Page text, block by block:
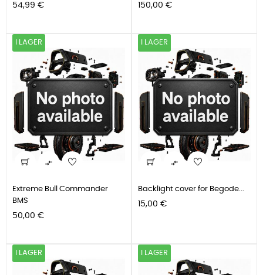
Pris
54,99 € Pris
150,00 €
I LAGER

Extreme Bull Commander
BMS
Pris
50,00 €
I LAGER

Backlight cover for Begode...
Pris
15,00 €
I LAGER I LAGER